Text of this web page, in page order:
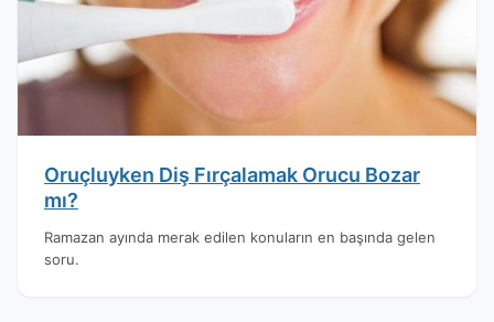
Oruçluyken Diş Fırçalamak Orucu Bozar
mı?
Ramazan ayında merak edilen konuların en başında gelen
soru.